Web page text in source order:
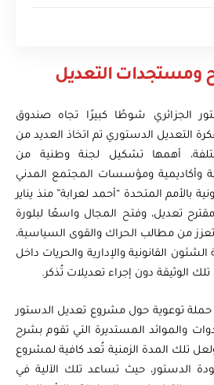
ومستجدات التعديل
الجزائري شوطًا كبيرًا تجاه صندوق
التعديل الدستوري تم اتخاذ العديد من
أهمها تشكيل لجنة وطنية من
ومؤسسات المجتمع المدني
بالأمم المتحدة “أحمد لعرابة” منذ يناير
بلورت قرابة 2500 مقترح تعديل، وفتح المجال واسعًا لبلورة
من مطالب الحراك والقوى السياسية،
القانونية والإدارية والحريات داخل
الوثيقة دون إجراء تعديلات تُذكر.
توعوية حول مشروع تعديل الدستور
الندوات والموائد المستديرة التي تقوم بشرح
تلك المدة الزمنية تُعد كافية لمشروع
الدستور، حيث تساعد تلك الآلية في